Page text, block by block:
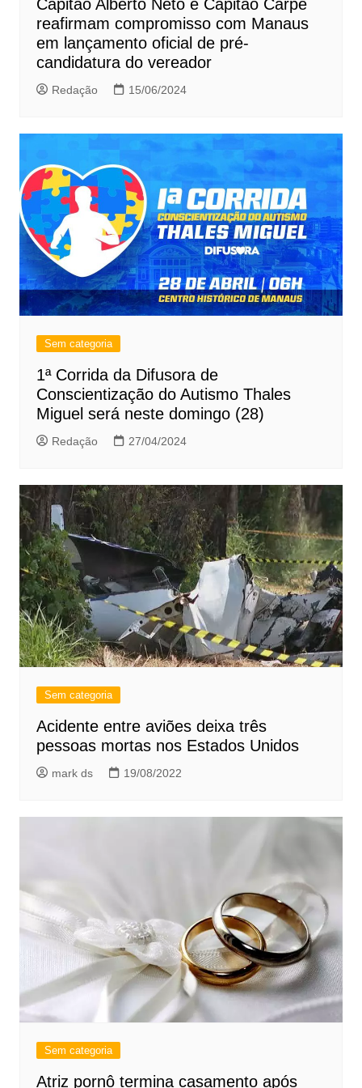
Capitão Alberto Neto e Capitão Carpê
reafirmam compromisso com Manaus
em lançamento oficial de pré-
candidatura do vereador
Redação 15/06/2024
Sem categoria
1ª Corrida da Difusora de
Conscientização do Autismo Thales
Miguel será neste domingo (28)
Redação 27/04/2024
Sem categoria
Acidente entre aviões deixa três
pessoas mortas nos Estados Unidos
mark ds 19/08/2022
Sem categoria
Atriz pornô termina casamento após